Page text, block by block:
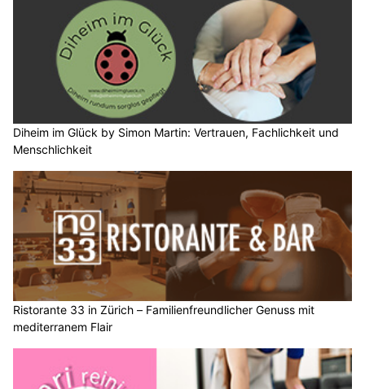
Diheim im Glück by Simon Martin: Vertrauen, Fachlichkeit und
Menschlichkeit
Ristorante 33 in Zürich – Familienfreundlicher Genuss mit
mediterranem Flair